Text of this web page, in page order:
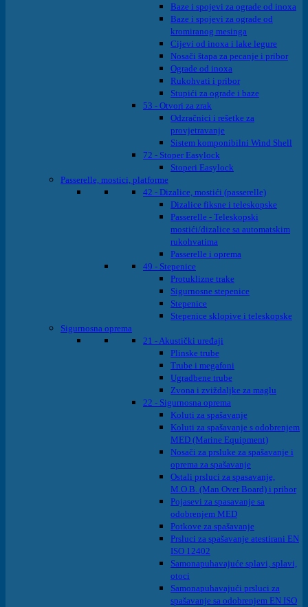
Baze i spojevi za ograde od inoxa
Baze i spojevi za ograde od
kromiranog mesinga
Cijevi od inoxa i lake legure
Nosači štapa za pecanje i pribor
Ograde od inoxa
Rukohvati i pribor
Stupići za ograde i baze
53 - Otvori za zrak
Odzračnici i rešetke za
provjetravanje
Sistem komponibilni Wind Shell
72 - Stoper Easylock
Stoperi Easylock
Passerelle, mostici, platforme
42 - Dizalice, mostići (passerelle)
Dizalice fiksne i teleskopske
Passerelle - Teleskopski
mostići/dizalice sa automatskim
rukohvatima
Passerelle i oprema
49 - Stepenice
Protuklizne trake
Sigurnosne stepenice
Stepenice
Stepenice sklopive i teleskopske
Sigurnosna oprema
21 - Akustički uređaji
Plinske trube
Trube i megafoni
Ugradbene trube
Zvona i zviždaljke za maglu
22 - Sigurnosna oprema
Koluti za spašavanje
Koluti za spašavanje s odobrenjem
MED (Marine Equipment)
Nosači za prsluke za spašavanje i
oprema za spašavanje
Ostali prsluci za spasavanje,
M.O.B. (Man Over Board) i pribor
Pojasevi za spasavanje sa
odobrenjem MED
Potkove za spašavanje
Prsluci za spašavanje atestirani EN
ISO 12402
Samonapuhavajuće splavi, splavi,
otoci
Samonapuhavajući prsluci za
spašavanje sa odobrenjem EN ISO